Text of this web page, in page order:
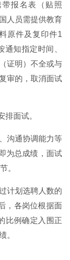
报名表（贴照
人员需提供教育
原件及复印件1
知指定时间、
证明）不全或与
审的，取消面试
排面试。
沟通协调能力等
为总成绩，面试
。
计划选聘人数的
，各岗位根据面
比例确定入围正
。